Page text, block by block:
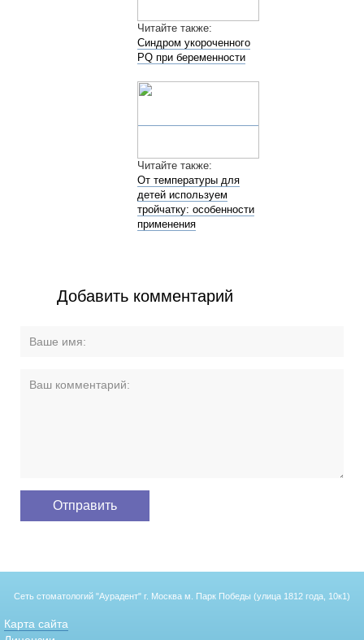
Читайте также:
Синдром укороченного
PQ при беременности
Читайте также:
От температуры для
детей используем
тройчатку: особенности
применения
Добавить комментарий
Сеть стоматологий "Аурадент" г. Москва м. Парк Победы (улица 1812 года, 10к1)
Карта сайта